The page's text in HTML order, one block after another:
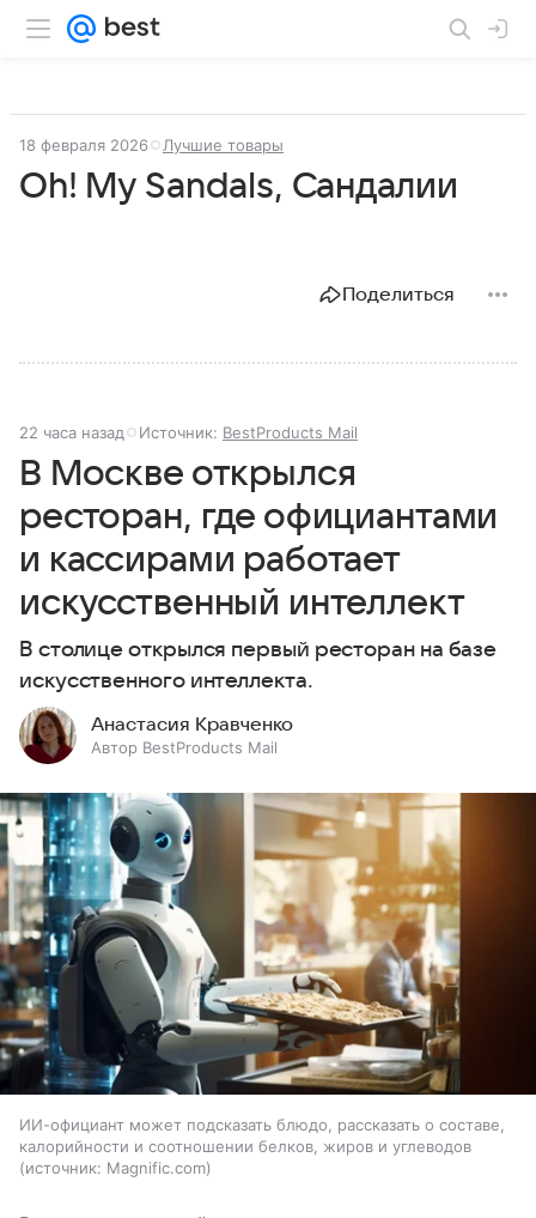
18 февраля 2026 Лучшие товары
Oh! My Sandals, Сандалии
Поделиться
22 часа назад Источник: BestProducts Mail
В Москве открылся
ресторан, где официантами
и кассирами работает
искусственный интеллект
В столице открылся первый ресторан на базе
искусственного интеллекта.
Анастасия Кравченко
Автор BestProducts Mail
ИИ-официант может подсказать блюдо, рассказать о составе,
калорийности и соотношении белков, жиров и углеводов
источник: Magnific.com